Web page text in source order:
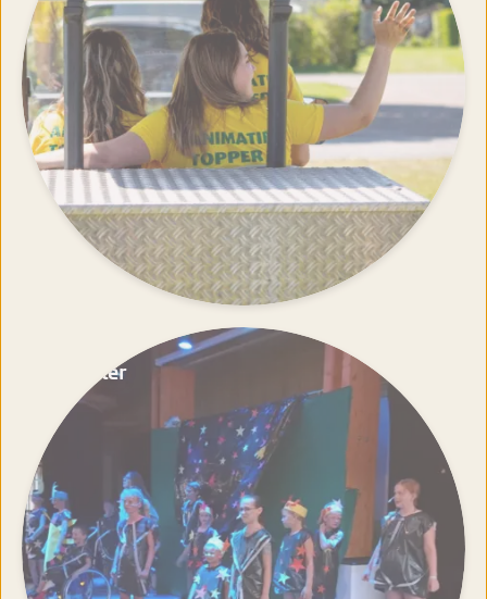
Theater